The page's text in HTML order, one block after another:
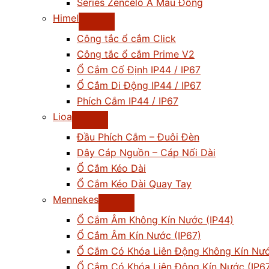
Series Zencelo A Màu Đồng
Himel
Công tắc ổ cắm Click
Công tắc ổ cắm Prime V2
Ổ Cắm Cố Định IP44 / IP67
Ổ Cắm Di Động IP44 / IP67
Phích Cắm IP44 / IP67
Lioa
Đầu Phích Cắm – Đuôi Đèn
Dây Cáp Nguồn – Cáp Nối Dài
Ổ Cắm Kéo Dài
Ổ Cắm Kéo Dài Quay Tay
Mennekes
Ổ Cắm Âm Không Kín Nước (IP44)
Ổ Cắm Âm Kín Nước (IP67)
Ổ Cắm Có Khóa Liên Động Không Kín